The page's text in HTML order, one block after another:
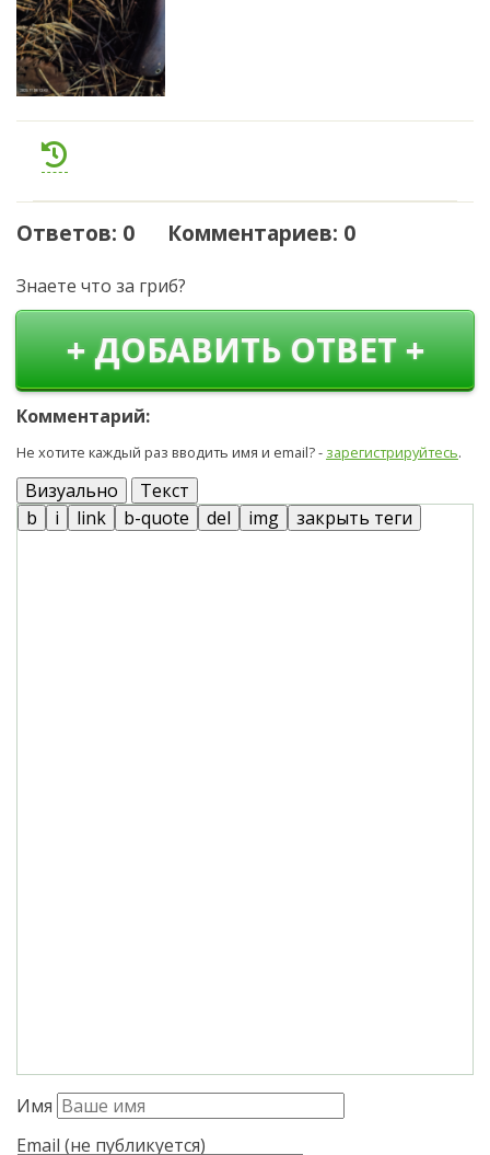
Ответов: 0 Комментариев: 0
Знаете что за гриб?
+ ДОБАВИТЬ ОТВЕТ +
Комментарий:
Не хотите каждый раз вводить имя и email? - зарегистрируйтесь.
Визуально Текст
Имя
Email (не публикуется)